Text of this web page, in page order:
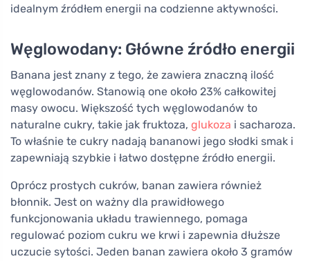
idealnym źródłem energii na codzienne aktywności.
Węglowodany: Główne źródło energii
Banana jest znany z tego, że zawiera znaczną ilość
węglowodanów. Stanowią one około 23% całkowitej
masy owocu. Większość tych węglowodanów to
naturalne cukry, takie jak fruktoza, glukoza i sacharoza.
To właśnie te cukry nadają bananowi jego słodki smak i
zapewniają szybkie i łatwo dostępne źródło energii.
Oprócz prostych cukrów, banan zawiera również
błonnik. Jest on ważny dla prawidłowego
funkcjonowania układu trawiennego, pomaga
regulować poziom cukru we krwi i zapewnia dłuższe
uczucie sytości. Jeden banan zawiera około 3 gramów